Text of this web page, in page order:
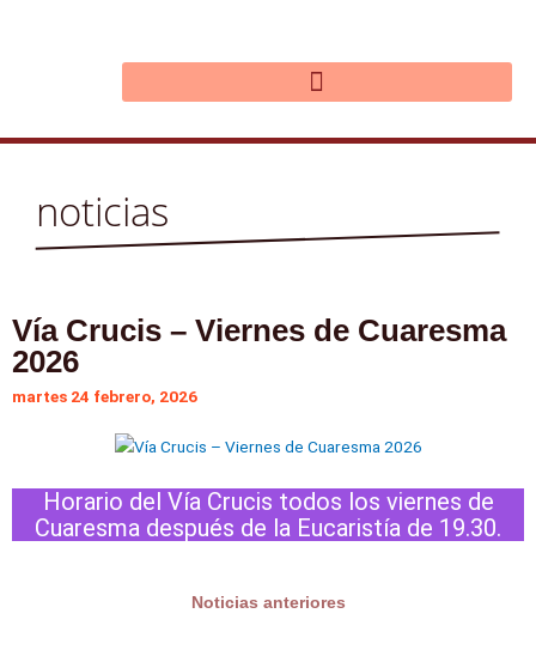
noticias
Vía Crucis – Viernes de Cuaresma
2026
martes 24 febrero, 2026
Horario del Vía Crucis todos los viernes de
Cuaresma después de la Eucaristía de 19.30.
Noticias anteriores